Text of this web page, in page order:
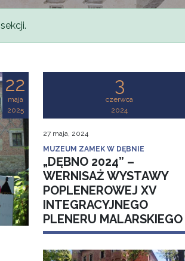
22
maja
2025
3
czerwca
2024
27 maja, 2024
MUZEUM ZAMEK W DĘBNIE
„DĘBNO 2024” –
WERNISAŻ WYSTAWY
POPLENEROWEJ XV
INTEGRACYJNEGO
PLENERU MALARSKIEGO